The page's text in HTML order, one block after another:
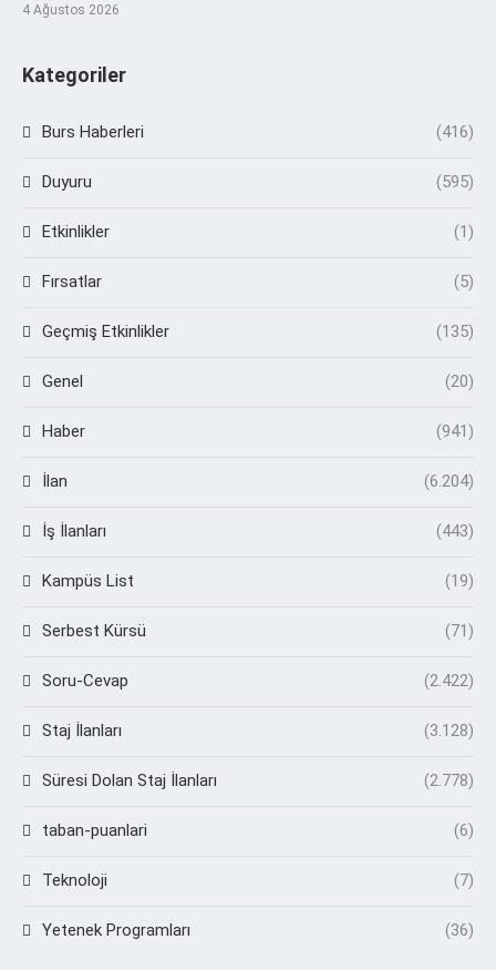
4 Ağustos 2026
Kategoriler
Burs Haberleri (416)
Duyuru (595)
Etkinlikler (1)
Fırsatlar (5)
Geçmiş Etkinlikler (135)
Genel (20)
Haber (941)
İlan (6.204)
İş İlanları (443)
Kampüs List (19)
Serbest Kürsü (71)
Soru-Cevap (2.422)
Staj İlanları (3.128)
Süresi Dolan Staj İlanları (2.778)
taban-puanlari (6)
Teknoloji (7)
Yetenek Programları (36)